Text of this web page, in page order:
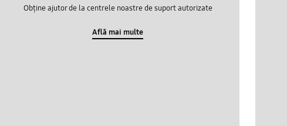
Obține ajutor de la centrele noastre de suport autorizate
Află mai multe